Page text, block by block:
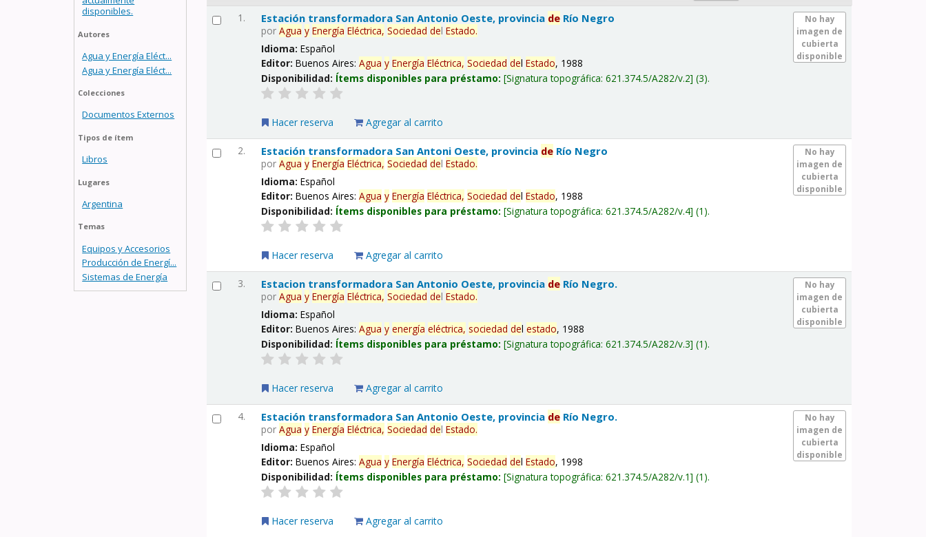
disponibles.
Autores
Agua y Energía Eléct...
Agua y Energía Eléct...
Colecciones
Documentos Externos
Tipos de ítem
Libros
Lugares
Argentina
Temas
Equipos y Accesorios
Producción de Energí...
Sistemas de Energía
1.
No hay
imagen de
cubierta
disponible
Estación transformadora San Antonio Oeste, provincia de Río Negro
porAgua y Energía Eléctrica, Sociedad delEstado.
Idioma:Español
Editor:Buenos Aires:Agua y Energía Eléctrica, Sociedad delEstado, 1988
Disponibilidad: Ítems disponibles para préstamo: Signatura topográfica:621.374.5/A282/v.2 (3).
Hacer reserva Agregar al carrito
2.
No hay
imagen de
cubierta
disponible
Estación transformadora San Antoni Oeste, provincia de Río Negro
porAgua y Energía Eléctrica, Sociedad delEstado.
Idioma:Español
Editor:Buenos Aires:Agua y Energía Eléctrica, Sociedad delEstado, 1988
Disponibilidad: Ítems disponibles para préstamo: Signatura topográfica:621.374.5/A282/v.4 (1).
Hacer reserva Agregar al carrito
3.
No hay
imagen de
cubierta
disponible
Estacion transformadora San Antonio Oeste, provincia de Río Negro.
porAgua y Energía Eléctrica, Sociedad delEstado.
Idioma:Español
Editor:Buenos Aires:Agua y energía eléctrica, sociedad delestado, 1988
Disponibilidad: Ítems disponibles para préstamo: Signatura topográfica:621.374.5/A282/v.3 (1).
Hacer reserva Agregar al carrito
4.
No hay
imagen de
cubierta
disponible
Estación transformadora San Antonio Oeste, provincia de Río Negro.
porAgua y Energía Eléctrica, Sociedad delEstado.
Idioma:Español
Editor:Buenos Aires:Agua y Energía Eléctrica, Sociedad delEstado, 1998
Disponibilidad: Ítems disponibles para préstamo: Signatura topográfica:621.374.5/A282/v.1 (1).
Hacer reserva Agregar al carrito